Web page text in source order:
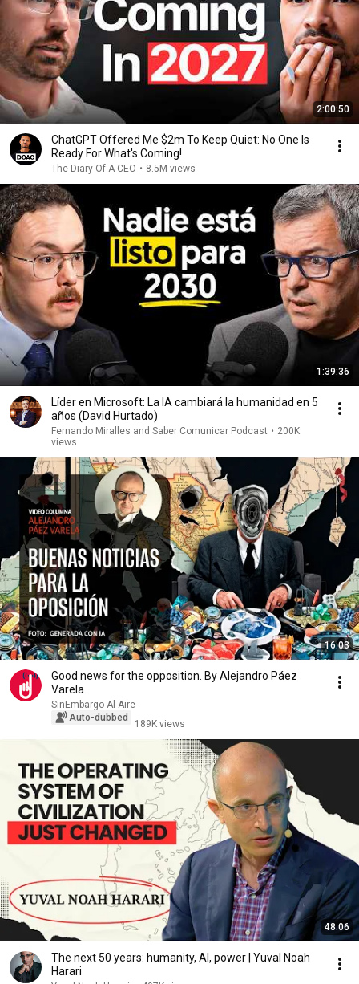
2:00:50
ChatGPT Offered Me $2m To Keep Quiet: No One Is
Ready For What's Coming!
The Diary Of A CEO • 8.5M views
1:39:36
Líder en Microsoft: La IA cambiará la humanidad en 5
años (David Hurtado)
Fernando Miralles and Saber Comunicar Podcast • 200K
views
16:03
Good news for the opposition. By Alejandro Páez
Varela
SinEmbargo Al Aire
Auto-dubbed
189K views
48:06
The next 50 years: humanity, AI, power | Yuval Noah
Harari